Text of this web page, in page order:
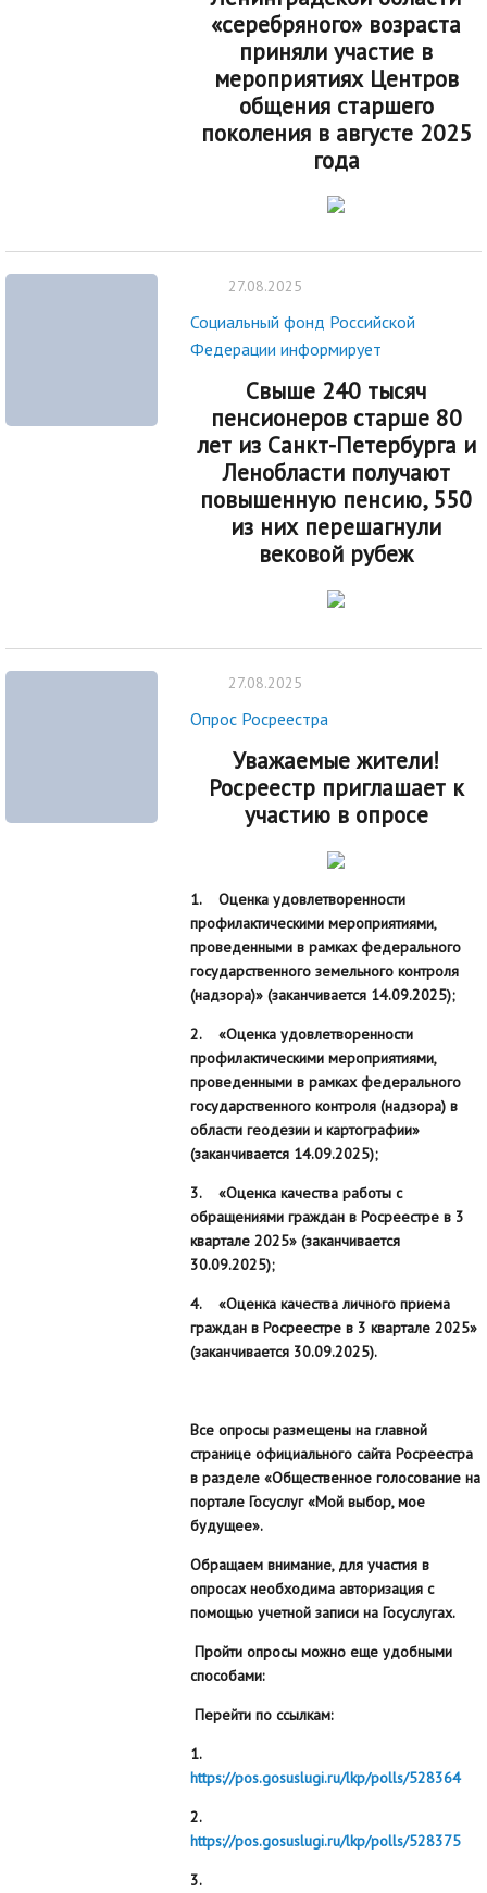
«серебряного» возраста
приняли участие в
мероприятиях Центров
общения старшего
поколения в августе 2025
года
27.08.2025
Социальный фонд Российской
Федерации информирует
Свыше 240 тысяч
пенсионеров старше 80
лет из Санкт-Петербурга и
Ленобласти получают
повышенную пенсию, 550
из них перешагнули
вековой рубеж
27.08.2025
Опрос Росреестра
Уважаемые жители!
Росреестр приглашает к
участию в опросе
1. Оценка удовлетворенности
профилактическими мероприятиями,
проведенными в рамках федерального
государственного земельного контроля
(надзора)» (заканчивается 14.09.2025);
2. «Оценка удовлетворенности
профилактическими мероприятиями,
проведенными в рамках федерального
государственного контроля (надзора) в
области геодезии и картографии»
(заканчивается 14.09.2025);
3. «Оценка качества работы с
обращениями граждан в Росреестре в 3
квартале 2025» (заканчивается
30.09.2025);
4. «Оценка качества личного приема
граждан в Росреестре в 3 квартале 2025»
(заканчивается 30.09.2025).
Все опросы размещены на главной
странице официального сайта Росреестра
в разделе «Общественное голосование на
портале Госуслуг «Мой выбор, мое
будущее».
Обращаем внимание, для участия в
опросах необходима авторизация с
помощью учетной записи на Госуслугах.
Пройти опросы можно еще удобными
способами:
Перейти по ссылкам:
1.
https://pos.gosuslugi.ru/lkp/polls/528364
2.
https://pos.gosuslugi.ru/lkp/polls/528375
3.